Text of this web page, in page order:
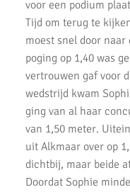
Succesvolle Interne
3e AKU Corona Cross
2e AKU Corona Cross
1e AKU Corona Cross
Veel enthousiaste
AKU-atleten laten zich
voor een podium
Tijd om terug te
moest snel door
poging op 1,40 was
vertrouwen gaf voor
wedstrijd kwam
ging van al haar
van 1,50 meter.
uit Alkmaar over op
dichtbij, maar beide
Doordat Sophie